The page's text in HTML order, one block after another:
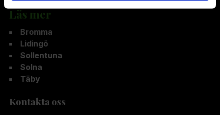
Läs mer
Bromma
Lidingö
Sollentuna
Solna
Täby
Kontakta oss